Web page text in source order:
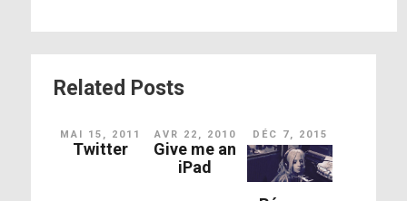
Related Posts
MAI 15, 2011
Twitter
AVR 22, 2010
Give me an
iPad
DÉC 7, 2015